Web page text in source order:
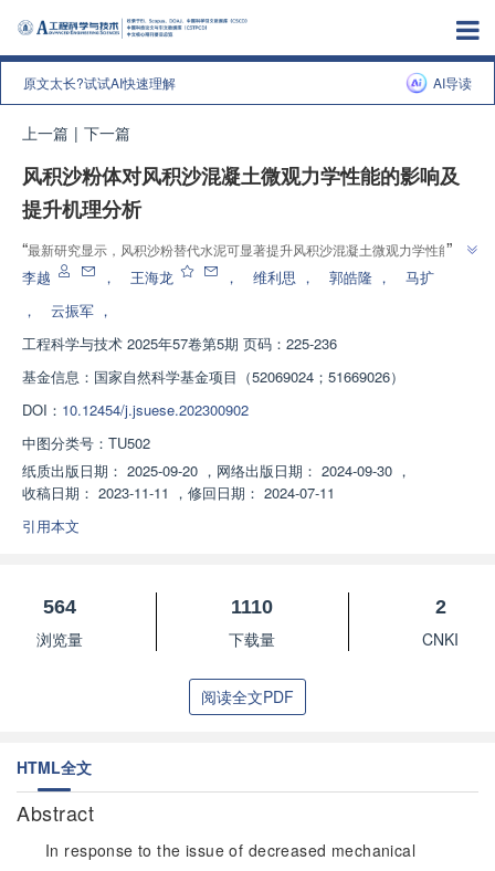
原文太长?试试AI快速理解 AI导读
上一篇 | 下一篇
风积沙粉体对风积沙混凝土微观力学性能的影响及
提升机理分析
“最新研究显示，风积沙粉替代水泥可显著提升风积沙混凝土微观力学性能，
为固废材料在混凝土中大掺量使用提供新思路。
”
李越 ， 王海龙 ， 维利思 ， 郭皓隆 ，
马扩
，
云振军 ，
工程科学与技术 2025年57卷第5期 页码：225-236
基金信息： 国家自然科学基金项目（52069024；51669026）
DOI： 10.12454/j.jsuese.202300902
中图分类号： TU502
纸质出版日期： 2025-09-20 ， 网络出版日期： 2024-09-30 ，
收稿日期： 2023-11-11 ， 修回日期： 2024-07-11
引用本文
564
浏览量
1110
下载量
2
CNKI
阅读全文PDF
HTML全文
Abstract
In response to the issue of decreased mechanical